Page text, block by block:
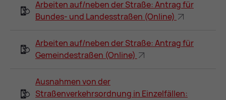
Arbeiten auf/neben der Straße: Antrag für
Bundes- und Landesstraßen (Online)
Arbeiten auf/neben der Straße: Antrag für
Gemeindestraßen (Online)
Ausnahmen von der
Straßenverkehrsordnung in Einzelfällen: